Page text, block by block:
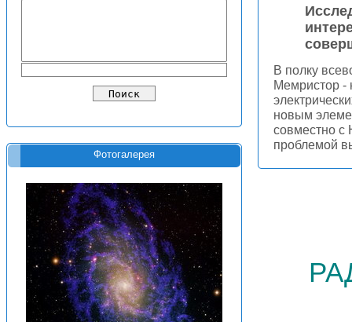
Фотогалерея
В полку
Мемристор -
новым
совместно с
проблемой